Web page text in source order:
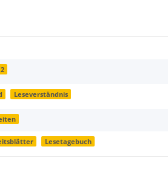
2
Leseverständnis
Lesetagebuch